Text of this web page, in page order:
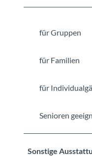
für Gruppen
für Familien
für
Senioren
Sonstige